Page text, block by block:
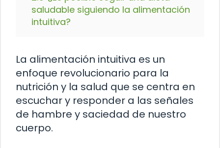
saludable siguiendo la alimentación
intuitiva?
La alimentación intuitiva es un
enfoque revolucionario para la
nutrición y la salud que se centra en
escuchar y responder a las señales
de hambre y saciedad de nuestro
cuerpo.